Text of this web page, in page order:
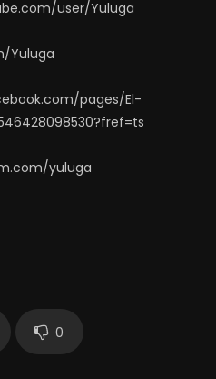
user/Yuluga
Yuluga
pages/El-
yuluga
0